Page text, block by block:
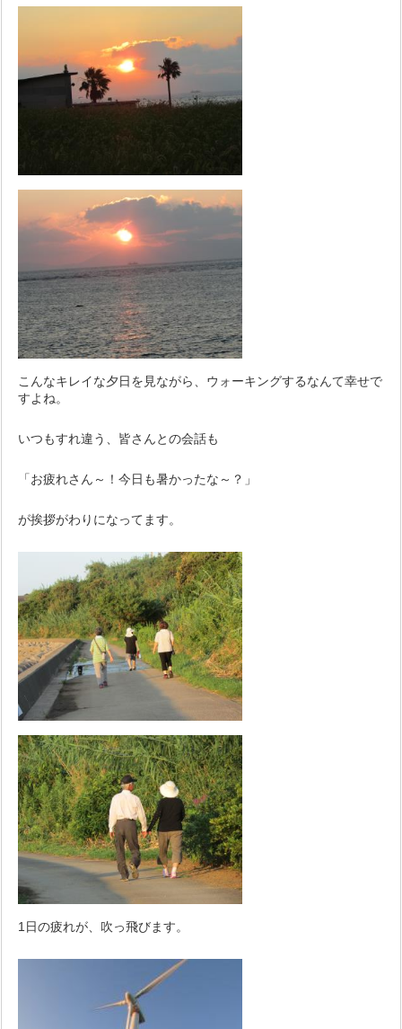
こんなキレイな夕日を見ながら、ウォーキングするなんて幸せで
すよね。
いつもすれ違う、皆さんとの会話も
「お疲れさん～！今日も暑かったな～？」
が挨拶がわりになってます。
1日の疲れが、吹っ飛びます。